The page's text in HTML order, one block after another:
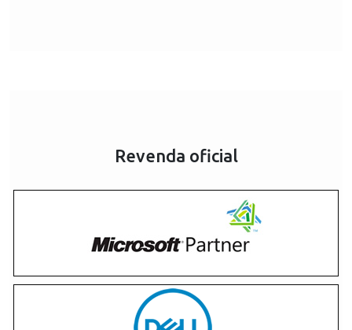
Revenda oficial